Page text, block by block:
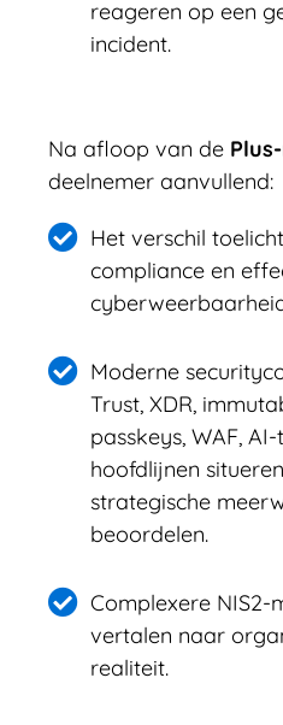
reageren op een
incident.
Na afloop van de
deelnemer aanvullend:
Het verschil
compliance en
Moderne
Trust, XDR,
passkeys, WAF,
hoofdlijnen
strategische
beoordelen.
Complexere NIS2-
vertalen naar
realiteit.